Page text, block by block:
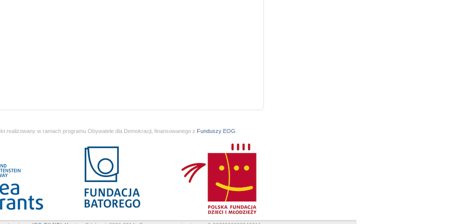
realizowany w ramach programu Obywatele dla Demokracji, finansowanego z Funduszy EOG